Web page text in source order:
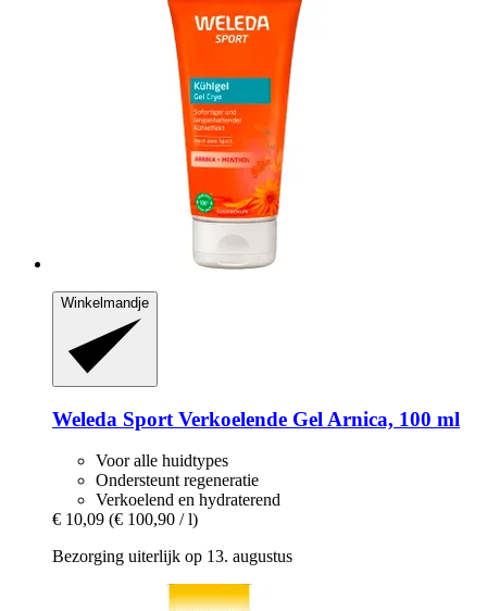
Winkelmandje
Weleda Sport Verkoelende Gel Arnica, 100 ml
Voor alle huidtypes
Ondersteunt regeneratie
Verkoelend en hydraterend
€ 10,09 (€ 100,90 / l)
Bezorging uiterlijk op 13. augustus